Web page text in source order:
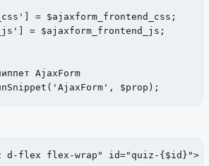
= $ajaxform_frontend_css;
= $ajaxform_frontend_js;
AjaxForm
$prop);
d-flex flex-wrap" id="quiz-{$id}">